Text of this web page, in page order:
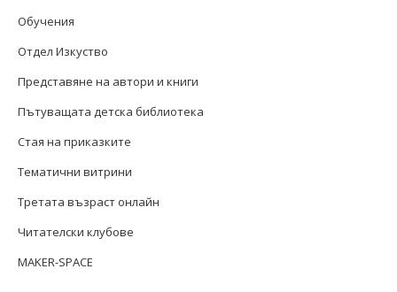
Обучения
Отдел Изкуство
Представяне на автори и книги
Пътуващата детска библиотека
Стая на приказките
Тематични витрини
Третата възраст онлайн
Читателски клубове
MAKER-SPACE